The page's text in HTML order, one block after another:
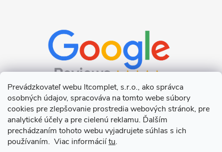
Prevádzkovateľ webu Itcomplet, s.r.o., ako správca
osobných údajov, spracováva na tomto webe súbory
cookies pre zlepšovanie prostredia webových stránok, pre
analytické účely a pre cielenú reklamu. Ďalším
prechádzaním tohoto webu vyjadrujete súhlas s ich
používaním. Viac informáciítu.